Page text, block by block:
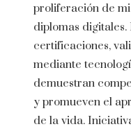
proliferación de
diplomas digitales.
certificaciones,
mediante
demuestran
y promueven el
de la vida.